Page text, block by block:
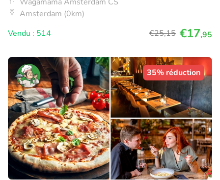
Amsterdam (0km)
Vendu : 514
€25,15 €17,95
35% réduction